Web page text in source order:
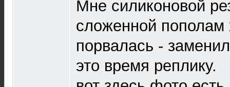
Мне силиконовой
сложенной пополам
порвалась -
это время реплику.